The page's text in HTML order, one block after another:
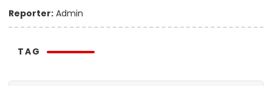
Reporter: Admin
TAG